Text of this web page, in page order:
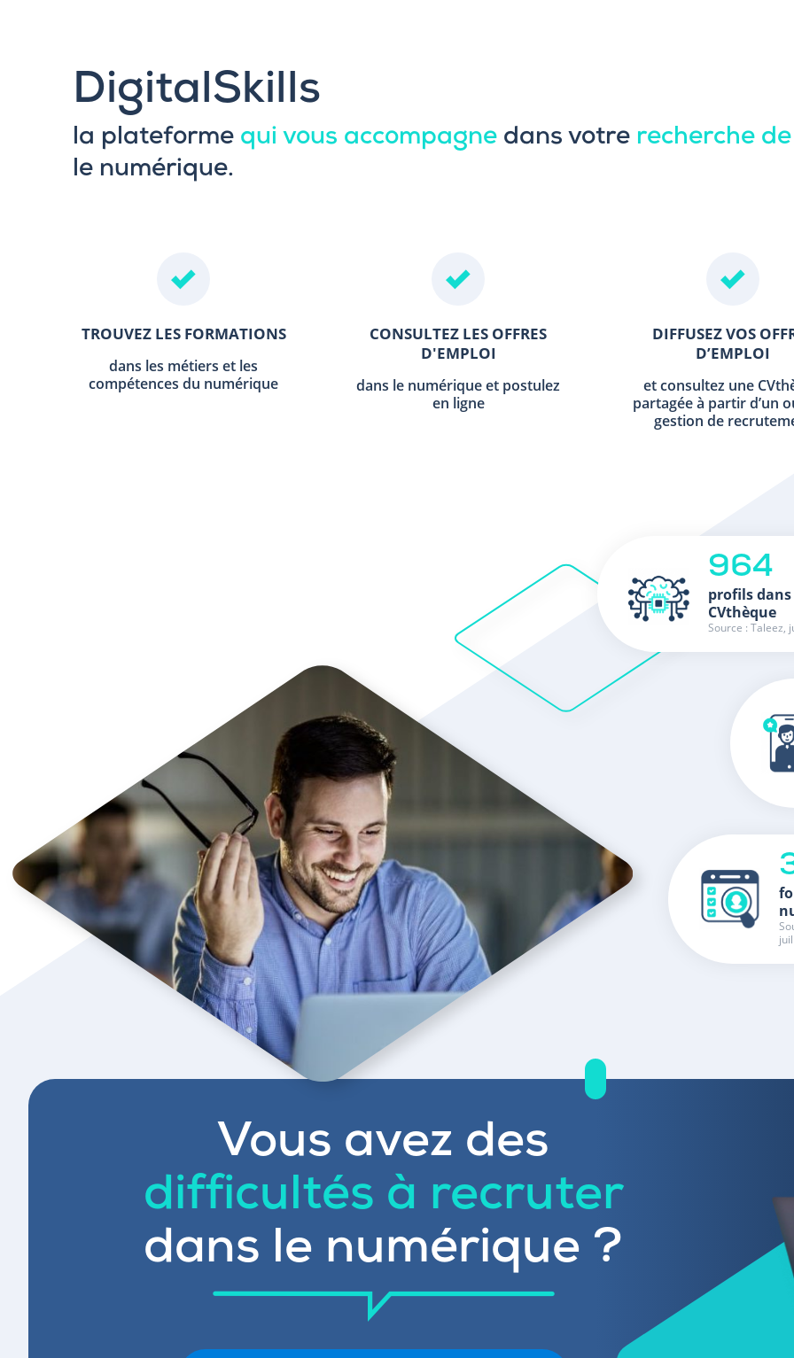
DigitalSkills
la plateforme qui vous accompagne dans votre recherche
le numérique.
TROUVEZ LES FORMATIONS
dans les métiers et les
compétences du numérique
CONSULTEZ LES OFFRES
D'EMPLOI
dans le numérique et postulez
en ligne
DIFFUSEZ VOS
D’EMPLOI
et consultez une
partagée à partir d’un
gestion de
964
profils
CVthèque
Source : Taleez,
Vous avez des
difficultés à recruter
dans le numérique ?